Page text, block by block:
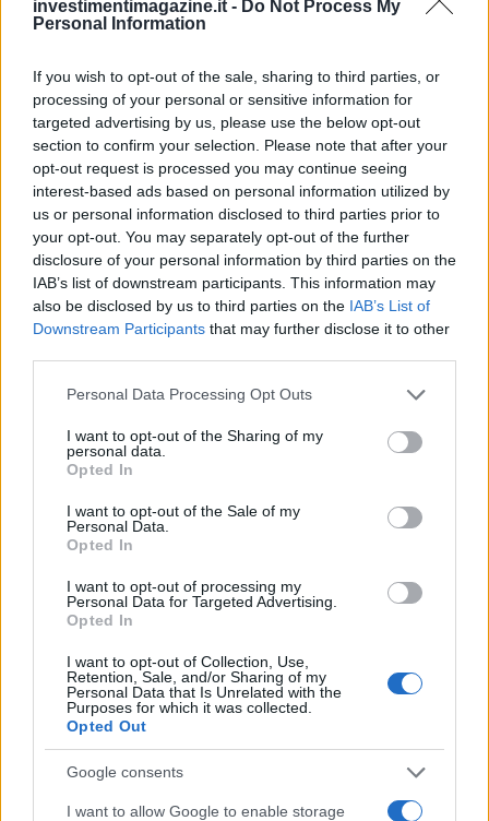
investimentimagazine.it - Do Not Process My
Personal Information
If you wish to opt-out of the sale, sharing to third parties, or
processing of your personal or sensitive information for
targeted advertising by us, please use the below opt-out
section to confirm your selection. Please note that after your
opt-out request is processed you may continue seeing
interest-based ads based on personal information utilized by
us or personal information disclosed to third parties prior to
your opt-out. You may separately opt-out of the further
disclosure of your personal information by third parties on the
IAB’s list of downstream participants. This information may
also be disclosed by us to third parties on the IAB’s List of
Downstream Participants that may further disclose it to other
Please note that this website/app uses one or more Google
not limited to your visit or usage behaviour. You may click to
grant or deny consent to Google and its third-party tags to
use your data for below specified purposes in below Google
consent section.
Personal Data Processing Opt Outs
I want to opt-out of the Sharing of my
personal data.
Opted In
I want to opt-out of the Sale of my
Personal Data.
Opted In
I want to opt-out of processing my
Personal Data for Targeted Advertising.
Opted In
I want to opt-out of Collection, Use,
Retention, Sale, and/or Sharing of my
Personal Data that Is Unrelated with the
Purposes for which it was collected.
Opted Out
Google consents
I want to allow Google to enable storage
Andrea Innocenti · 6 Ago 2026
NEWS
Petrolio in calo: Brent a 91,82$, ribassi a due cifre per greggio